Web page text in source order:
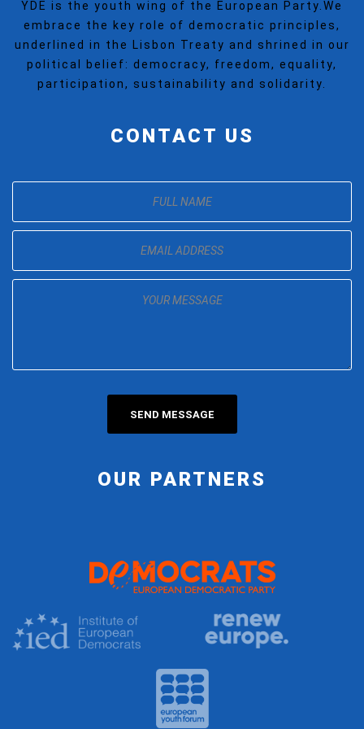
YDE is the youth wing of the European Party.We
embrace the key role of democratic principles,
underlined in the Lisbon Treaty and shrined in our
political belief: democracy, freedom, equality,
participation, sustainability and solidarity.
CONTACT US
OUR PARTNERS